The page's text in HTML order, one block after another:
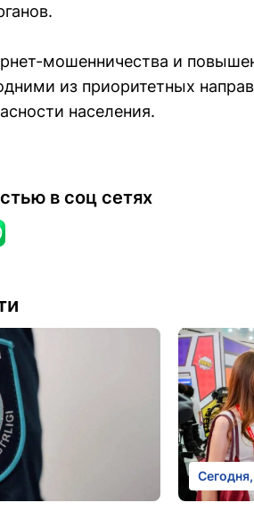
мошенничества и
из приоритетных
населения.
в соц сетях